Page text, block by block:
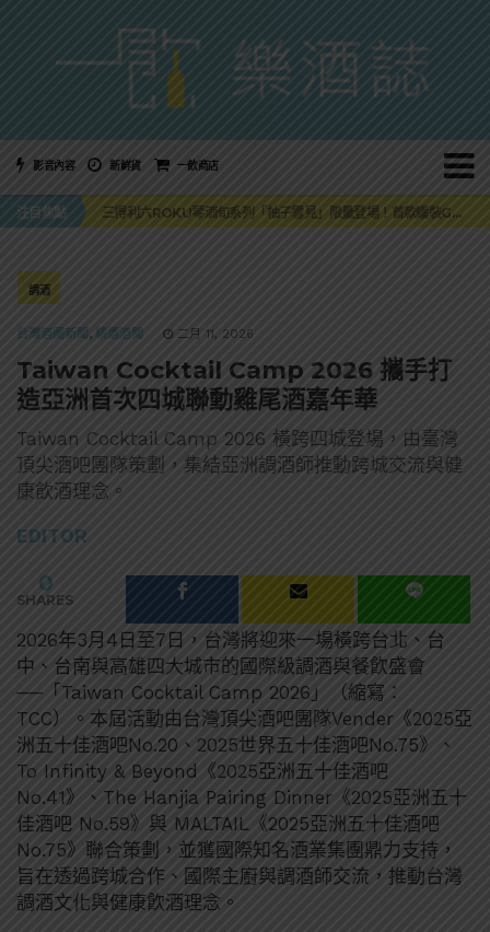
影音內容 新鮮貨 一飲商店
注目焦點
萬眾敲碗如期回歸！SUNMAI金色三麥3度攜手花蓮瓜農品牌「阿強西瓜」
三得利六ROKU琴酒旬系列「柚子雪見」限量登場！首款罐裝GIN SODA 10月同步上市
美國正式恢復蘇格蘭威士忌零關稅！烈酒產業再次迎來重磅利多
調酒
台灣酒圈新聞 , 精選酒聞 二月 11, 2026
Taiwan Cocktail Camp 2026 攜手打
造亞洲首次四城聯動雞尾酒嘉年華
Taiwan Cocktail Camp 2026 橫跨四城登場，由臺灣
頂尖酒吧團隊策劃，集結亞洲調酒師推動跨城交流與健
康飲酒理念。
EDITOR
0
SHARES
2026年3月4日至7日，台灣將迎來一場橫跨台北、台
中、台南與高雄四大城市的國際級調酒與餐飮盛會
──「Taiwan Cocktail Camp 2026」（縮寫：
TCC）。本屆活動由台灣頂尖酒吧團隊Vender《2025亞
洲五十佳酒吧No.20、2025世界五十佳酒吧No.75》、
To Infinity & Beyond《2025亞洲五十佳酒吧
No.41》、The Hanjia Pairing Dinner《2025亞洲五十
佳酒吧 No.59》與 MALTAIL《2025亞洲五十佳酒吧
No.75》聯合策劃，並獲國際知名酒業集團鼎力支持，
旨在透過跨城合作、國際主廚與調酒師交流，推動台灣
調酒文化與健康飮酒理念。